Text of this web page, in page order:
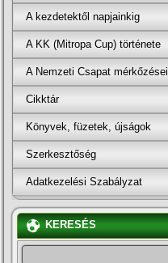
A kezdetektől napjainkig
A KK (Mitropa Cup) története
A Nemzeti Csapat mérkőzései
Cikktár
Könyvek, füzetek, újságok
Szerkesztőség
Adatkezelési Szabályzat
KERESÉS